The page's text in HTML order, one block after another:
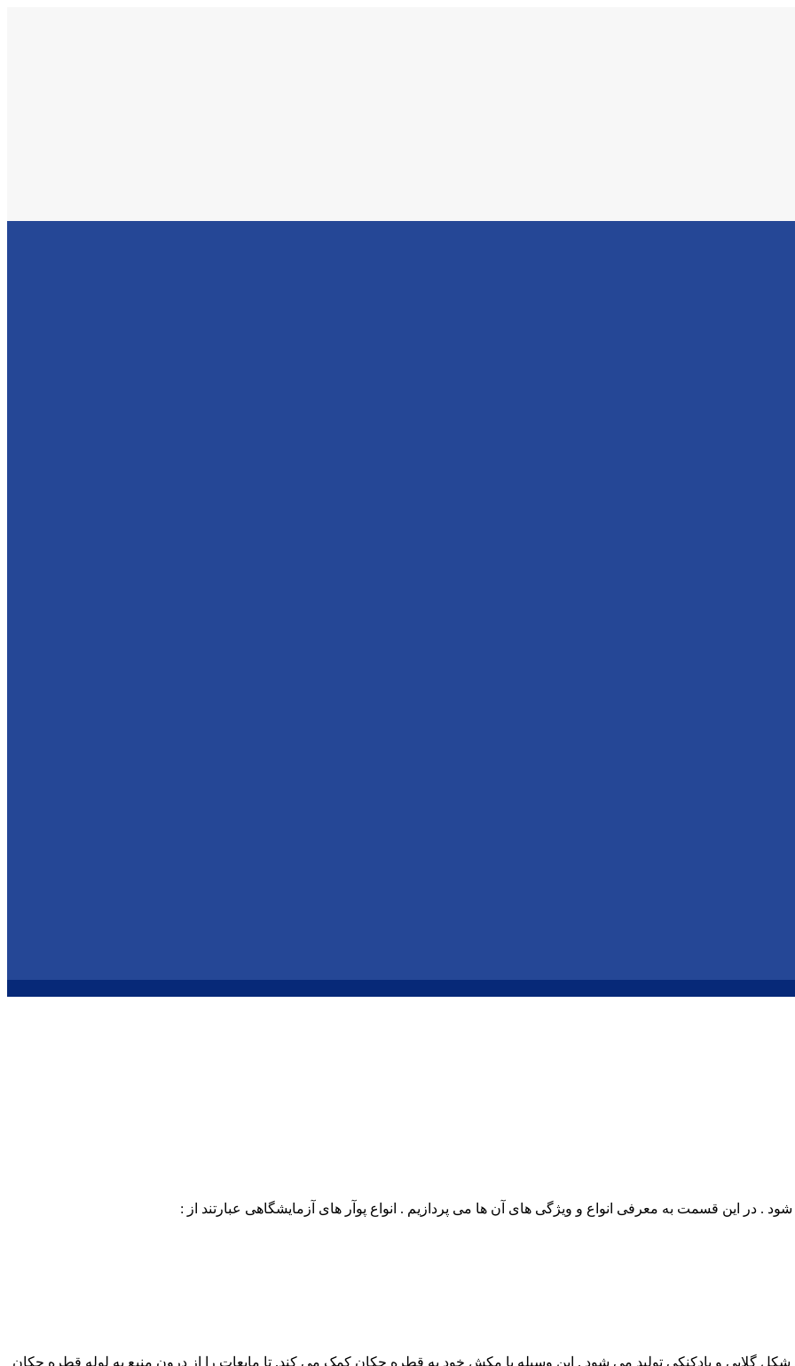
. در این قسمت به معرفی انواع و ویژگی های آن ها می پردازیم . انواع پوآر های آزمایشگاهی عبارتند از :
گلابی و بادکنکی تولید می شود . این وسیله با مکش خود به قطره چکان کمک می کند. تا مایعات را از درون منبع به لوله قطره چکان